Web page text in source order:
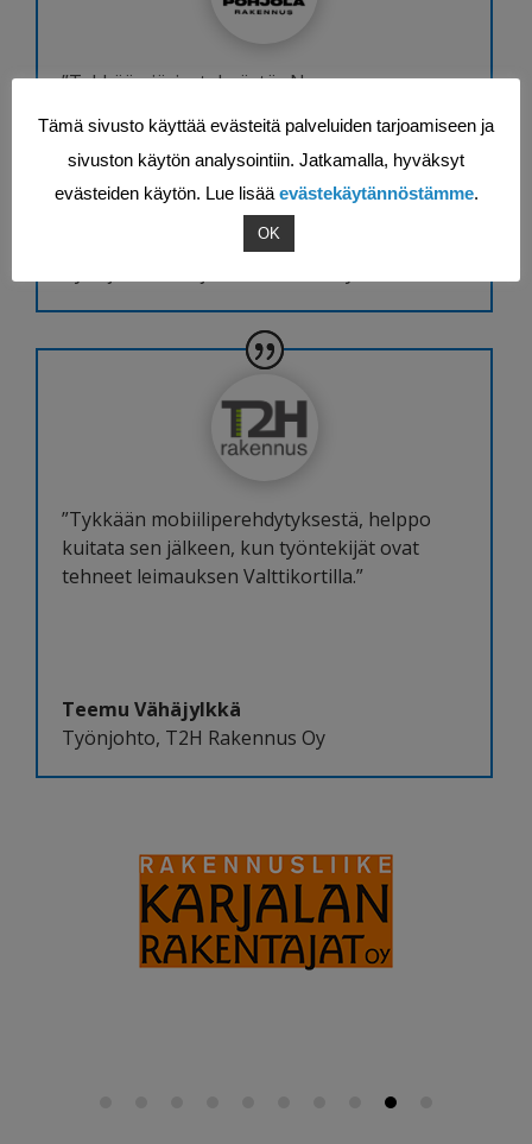
”Tykkään järjestelmästä. Nopsa on
”Tykkään mobiiliperehdytyksestä, helppo
kuitata sen jälkeen, kun työntekijät ovat
tehneet leimauksen Valttikortilla.”
Teemu Vähäjylkkä
Työnjohto, T2H Rakennus Oy
Tämä sivusto käyttää evästeitä palveluiden tarjoamiseen ja
sivuston käytön analysointiin. Jatkamalla, hyväksyt
evästeiden käytön. Lue lisää evästekäytännöstämme.
OK